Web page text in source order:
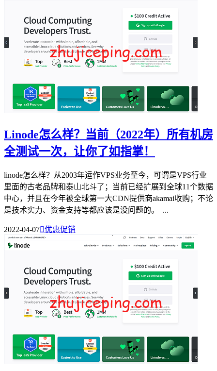
Linode怎么样？当前（2022年）所有机房
全测试一次，让你了如指掌！
linode怎么样？从2003年运作VPS业务至今，可谓是VPS行业
里面的古老品牌和泰山北斗了；当前已经扩展到全球11个数据
中心，并且在今年被全球第一大CDN提供商akamai收购；不论
是技术实力、资金支持等都应该是没问题的。 ...
2022-04-07优惠促销